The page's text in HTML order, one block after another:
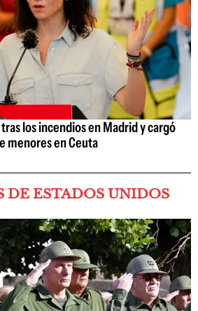
los incendios en Madrid y cargó
menores en Ceuta
DE ESTADOS UNIDOS